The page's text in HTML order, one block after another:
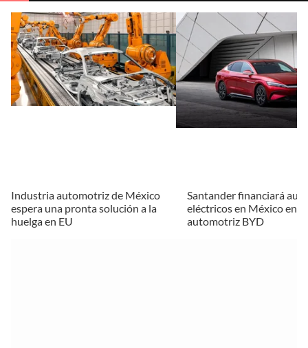
Industria automotriz de México
espera una pronta solución a la
huelga en EU
Santander financiará
eléctricos en México en
automotriz BYD